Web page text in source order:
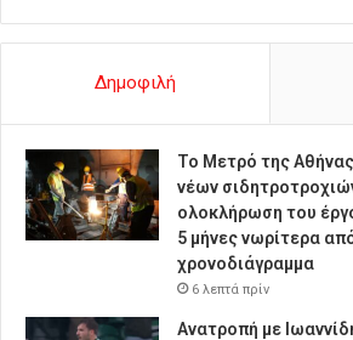
Δημοφιλή
Το Μετρό της
νέων
ολοκλήρωση του
5 μήνες νωρίτερα
χρονοδιάγραμμα
6 λεπτά πρίν
Ανατροπή με